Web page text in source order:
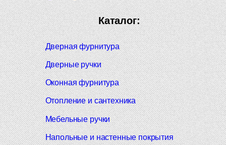
Каталог:
Дверная фурнитура
Дверные ручки
Оконная фурнитура
Отопление и сантехника
Мебельные ручки
Напольные и настенные покрытия